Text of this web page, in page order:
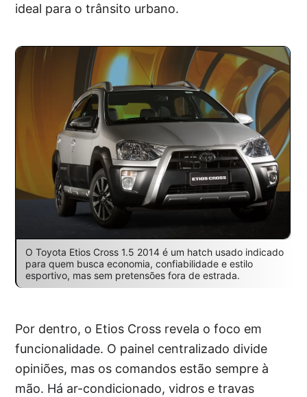
ideal para o trânsito urbano.
O Toyota Etios Cross 1.5 2014 é um hatch usado indicado
para quem busca economia, confiabilidade e estilo
esportivo, mas sem pretensões fora de estrada.
Por dentro, o Etios Cross revela o foco em
funcionalidade. O painel centralizado divide
opiniões, mas os comandos estão sempre à
mão. Há ar-condicionado, vidros e travas